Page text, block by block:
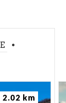
2.02 km